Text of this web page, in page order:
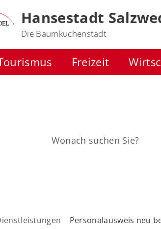
Hansestadt
Die Baumkuchenstadt
Freizeit
Personalausweis neu